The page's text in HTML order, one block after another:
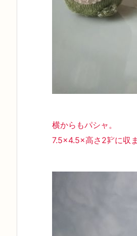
横からもパシャ。
7.5×4.5×高さ2㌢に収